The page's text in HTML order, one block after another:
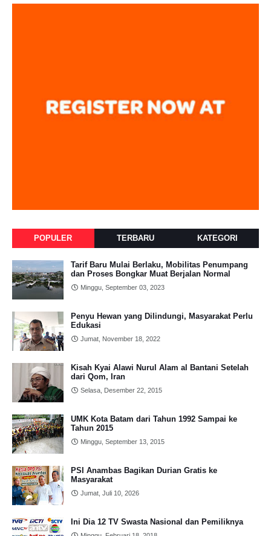
POPULER TERBARU KATEGORI
Tarif Baru Mulai Berlaku, Mobilitas Penumpang
dan Proses Bongkar Muat Berjalan Normal
Minggu, September 03, 2023
Penyu Hewan yang Dilindungi, Masyarakat Perlu
Edukasi
Jumat, November 18, 2022
Kisah Kyai Alawi Nurul Alam al Bantani Setelah
dari Qom, Iran
Selasa, Desember 22, 2015
UMK Kota Batam dari Tahun 1992 Sampai ke
Tahun 2015
Minggu, September 13, 2015
PSI Anambas Bagikan Durian Gratis ke
Masyarakat
Jumat, Juli 10, 2026
Ini Dia 12 TV Swasta Nasional dan Pemiliknya